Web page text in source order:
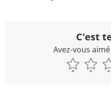
C'est
Avez-vous